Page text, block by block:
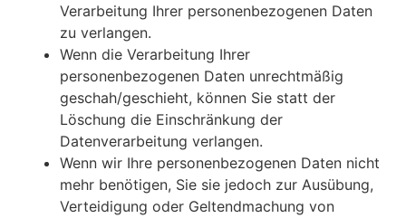
Verarbeitung Ihrer personenbezogenen Daten
zu verlangen.
Wenn die Verarbeitung Ihrer
personenbezogenen Daten unrechtmäßig
geschah/geschieht, können Sie statt der
Löschung die Einschränkung der
Datenverarbeitung verlangen.
Wenn wir Ihre personenbezogenen Daten nicht
mehr benötigen, Sie sie jedoch zur Ausübung,
Verteidigung oder Geltendmachung von